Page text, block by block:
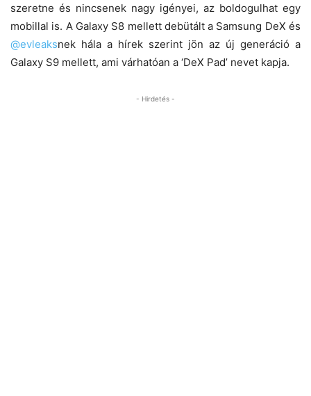
szeretne és nincsenek nagy igényei, az boldogulhat egy
mobillal is. A Galaxy S8 mellett debütált a Samsung DeX és
@evleaksnek hála a hírek szerint jön az új generáció a
Galaxy S9 mellett, ami várhatóan a ‘DeX Pad’ nevet kapja.
- Hirdetés -